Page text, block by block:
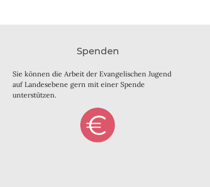
Spenden
Sie können die Arbeit der Evangelischen Jugend
auf Landesebene gern mit einer Spende
unterstützen.